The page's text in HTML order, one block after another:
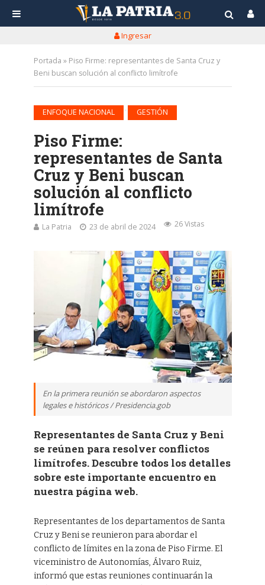
Ingresar
Portada » Piso Firme: representantes de Santa Cruz y
Beni buscan solución al conflicto limítrofe
ENFOQUE NACIONAL GESTIÓN
Piso Firme:
representantes de Santa
Cruz y Beni buscan
solución al conflicto
limítrofe
La Patria 23 de abril de 2024 26 Vistas
En la primera reunión se abordaron aspectos
legales e históricos / Presidencia.gob
Representantes de Santa Cruz y Beni
se reúnen para resolver conflictos
limítrofes. Descubre todos los detalles
sobre este importante encuentro en
nuestra página web.
Representantes de los departamentos de Santa
Cruz y Beni se reunieron para abordar el
conflicto de límites en la zona de Piso Firme. El
viceministro de Autonomías, Álvaro Ruiz,
informó que estas reuniones continuarán la